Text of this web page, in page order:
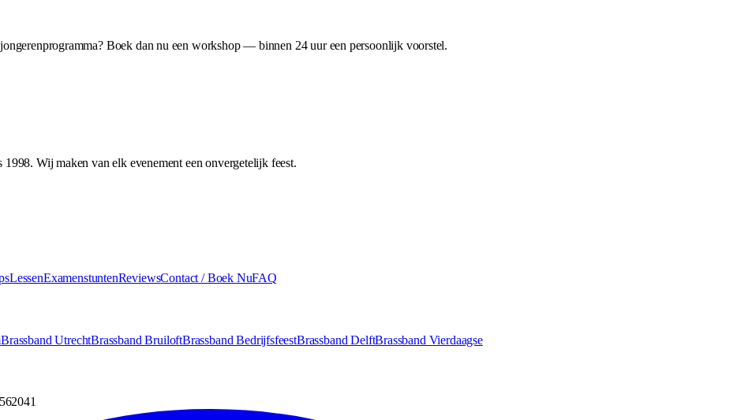
Boek dan nu een workshop — binnen 24 uur een persoonlijk voorstel.
Wij maken van elk evenement een onvergetelijk feest.
LessenExamenstuntenReviewsContact / Boek NuFAQ
Brassband UtrechtBrassband BruiloftBrassband BedrijfsfeestBrassband DelftBrassband Vierdaagse